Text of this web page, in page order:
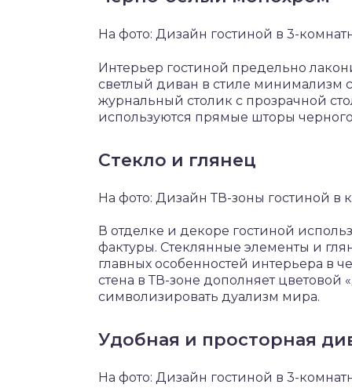
На фото: Дизайн гостиной в 3-
Интерьер гостиной предельно
светлый диван в стиле
журнальный столик с прозрачной
используются прямые шторы
Стекло и глянец
На фото: Дизайн ТВ-зоны гостиной в
В отделке и декоре гостиной
фактуры. Стеклянные элементы и
главных особенностей интерьера в
стена в ТВ-зоне дополняет цветовой
символизировать дуализм мира.
Удобная и просторная
На фото: Дизайн гостиной в 3-